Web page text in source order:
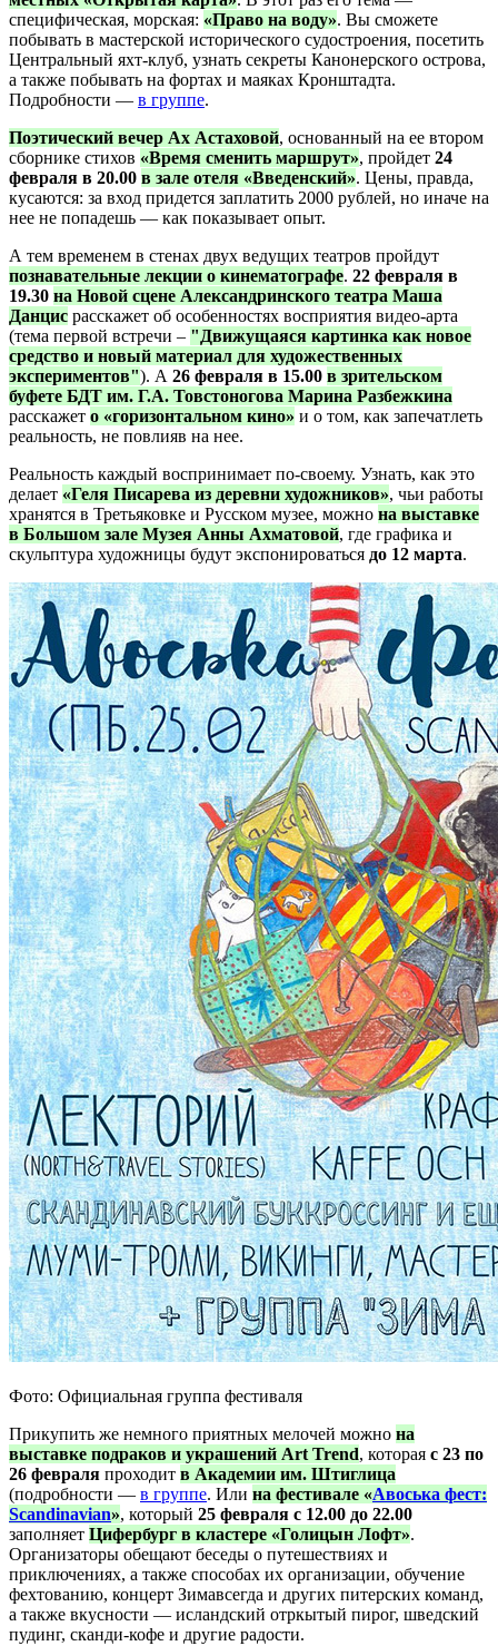
специфическая, морская: «Право на воду». Вы сможете
побывать в мастерской исторического судостроения, посетить
Центральный яхт-клуб, узнать секреты Канонерского острова,
а также побывать на фортах и маяках Кронштадта.
Подробности — в группе.
Поэтический вечер Ах Астаховой, основанный на ее втором
сборнике стихов «Время сменить маршрут», пройдет 24
февраля в 20.00 в зале отеля «Введенский». Цены, правда,
кусаются: за вход придется заплатить 2000 рублей, но иначе на
нее не попадешь — как показывает опыт.
А тем временем в стенах двух ведущих театров пройдут
познавательные лекции о кинематографе. 22 февраля в
19.30 на Новой сцене Александринского театра Маша
Данцис расскажет об особенностях восприятия видео-арта
(тема первой встречи – "Движущаяся картинка как новое
средство и новый материал для художественных
экспериментов"). А 26 февраля в 15.00 в зрительском
буфете БДТ им. Г.А. Товстоногова Марина Разбежкина
расскажет о «горизонтальном кино» и о том, как запечатлеть
реальность, не повлияв на нее.
Реальность каждый воспринимает по-своему. Узнать, как это
делает «Геля Писарева из деревни художников», чьи работы
хранятся в Третьяковке и Русском музее, можно на выставке
в Большом зале Музея Анны Ахматовой, где графика и
скульптура художницы будут экспонироваться до 12 марта.
Фото: Официальная группа фестиваля
Прикупить же немного приятных мелочей можно на
выставке подраков и украшений Art Trend, которая с 23 по
26 февраля проходит в Академии им. Штиглица
(подробности — в группе. Или на фестивале «Авоська фест:
Scandinavian», который 25 февраля с 12.00 до 22.00
заполняет Цифербург в кластере «Голицын Лофт».
Организаторы обещают беседы о путешествиях и
приключениях, а также способах их организации, обучение
фехтованию, концерт Зимавсегда и других питерских команд,
а также вкусности — исландский отркытый пирог, шведский
пудинг, сканди-кофе и другие радости.